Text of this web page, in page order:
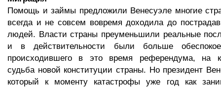
Помощь и займы предложили Венесуэле многие
всегда и не совсем вовремя доходила до
людей. Власти страны преуменьшили реальные
и в действительности были больше
происходившего в это время референдума, на
судьба новой конституции страны. Но президент
который к моменту катастрофы уже год как